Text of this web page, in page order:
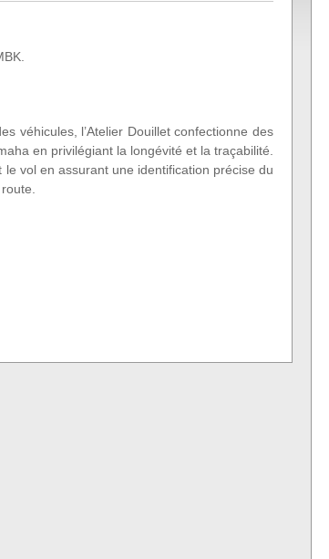
véhicules, l’Atelier Douillet confectionne des
en privilégiant la longévité et la traçabilité.
vol en assurant une identification précise du